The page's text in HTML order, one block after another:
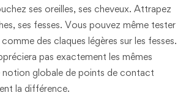
ses oreilles, ses cheveux. Attrapez
ses fesses. Vous pouvez même tester
des claques légères sur les fesses.
pas exactement les mêmes
notion globale de points de contact
la différence.